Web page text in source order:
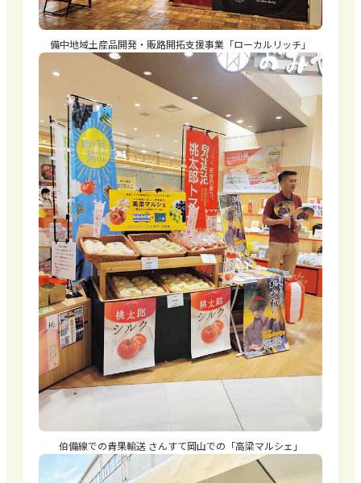
備中地域土産品開発・販路開拓支援事業「ローカルリッチ」
伯備線での青果輸送 さんすて岡山での「高梁マルシェ」